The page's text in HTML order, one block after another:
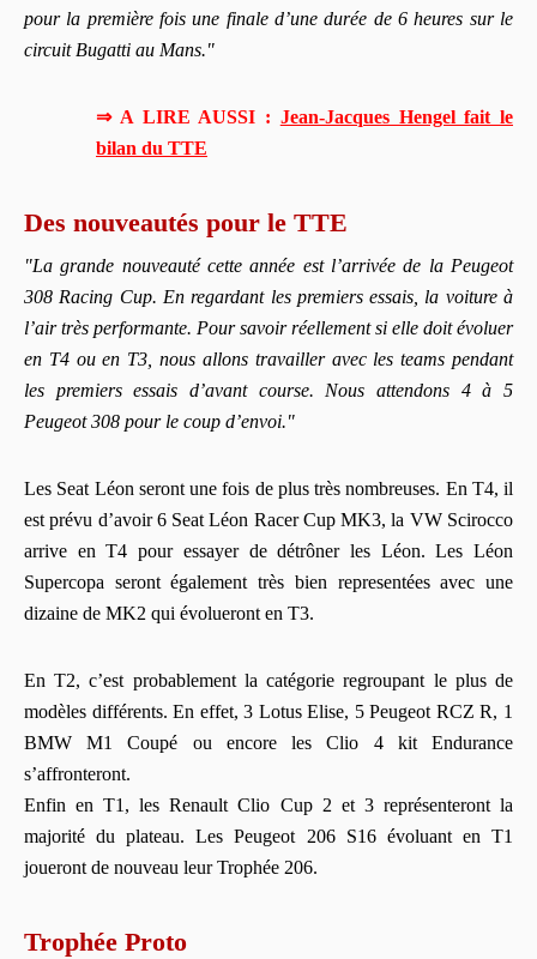
pour la première fois une finale d’une durée de 6 heures sur le
circuit Bugatti au Mans."
⇒ A LIRE AUSSI : Jean-Jacques Hengel fait le
bilan du TTE
Des nouveautés pour le TTE
"La grande nouveauté cette année est l’arrivée de la Peugeot
308 Racing Cup. En regardant les premiers essais, la voiture à
l’air très performante. Pour savoir réellement si elle doit évoluer
en T4 ou en T3, nous allons travailler avec les teams pendant
les premiers essais d’avant course. Nous attendons 4 à 5
Peugeot 308 pour le coup d’envoi."
Les Seat Léon seront une fois de plus très nombreuses. En T4, il
est prévu d’avoir 6 Seat Léon Racer Cup MK3, la VW Scirocco
arrive en T4 pour essayer de détrôner les Léon. Les Léon
Supercopa seront également très bien representées avec une
dizaine de MK2 qui évolueront en T3.
En T2, c’est probablement la catégorie regroupant le plus de
modèles différents. En effet, 3 Lotus Elise, 5 Peugeot RCZ R, 1
BMW M1 Coupé ou encore les Clio 4 kit Endurance
s’affronteront.
Enfin en T1, les Renault Clio Cup 2 et 3 représenteront la
majorité du plateau. Les Peugeot 206 S16 évoluant en T1
joueront de nouveau leur Trophée 206.
Trophée Proto